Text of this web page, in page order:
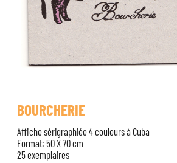
BOURCHERIE
Affiche sérigraphiée 4 couleurs à Cuba
Format: 50 X 70 cm
25 exemplaires